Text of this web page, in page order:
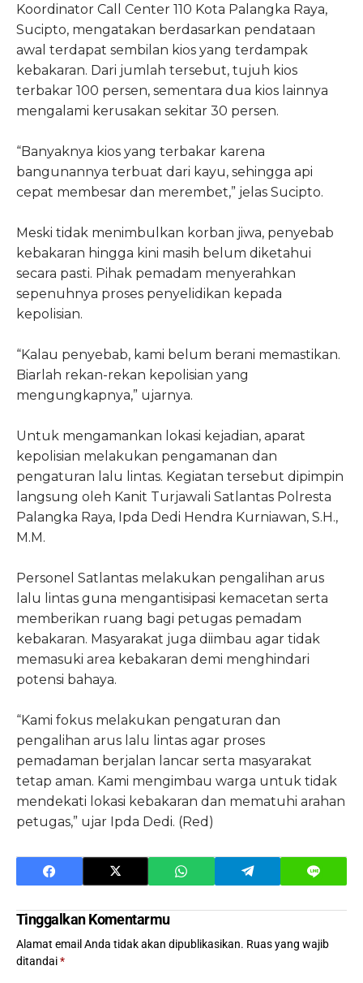
Koordinator Call Center 110 Kota Palangka Raya,
Sucipto, mengatakan berdasarkan pendataan
awal terdapat sembilan kios yang terdampak
kebakaran. Dari jumlah tersebut, tujuh kios
terbakar 100 persen, sementara dua kios lainnya
mengalami kerusakan sekitar 30 persen.
“Banyaknya kios yang terbakar karena
bangunannya terbuat dari kayu, sehingga api
cepat membesar dan merembet,” jelas Sucipto.
Meski tidak menimbulkan korban jiwa, penyebab
kebakaran hingga kini masih belum diketahui
secara pasti. Pihak pemadam menyerahkan
sepenuhnya proses penyelidikan kepada
kepolisian.
“Kalau penyebab, kami belum berani memastikan.
Biarlah rekan-rekan kepolisian yang
mengungkapnya,” ujarnya.
Untuk mengamankan lokasi kejadian, aparat
kepolisian melakukan pengamanan dan
pengaturan lalu lintas. Kegiatan tersebut dipimpin
langsung oleh Kanit Turjawali Satlantas Polresta
Palangka Raya, Ipda Dedi Hendra Kurniawan, S.H.,
M.M.
Personel Satlantas melakukan pengalihan arus
lalu lintas guna mengantisipasi kemacetan serta
memberikan ruang bagi petugas pemadam
kebakaran. Masyarakat juga diimbau agar tidak
memasuki area kebakaran demi menghindari
potensi bahaya.
“Kami fokus melakukan pengaturan dan
pengalihan arus lalu lintas agar proses
pemadaman berjalan lancar serta masyarakat
tetap aman. Kami mengimbau warga untuk tidak
mendekati lokasi kebakaran dan mematuhi arahan
petugas,” ujar Ipda Dedi. (Red)
Tinggalkan Komentarmu
Alamat email Anda tidak akan dipublikasikan. Ruas yang wajib
ditandai*